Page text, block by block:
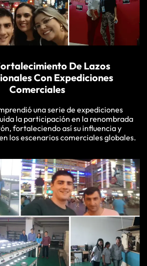
De Lazos
Con Expediciones
Comerciales
una serie de expediciones
la participación en la renombrada
fortaleciendo así su influencia y
los escenarios comerciales globales.